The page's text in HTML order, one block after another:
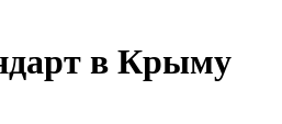
в Крыму